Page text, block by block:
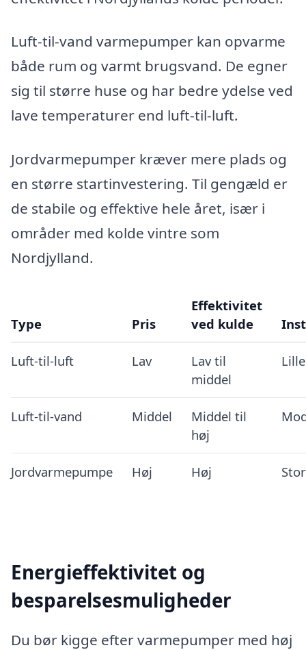
Luft-til-vand varmepumper kan opvarme
både rum og varmt brugsvand. De egner
sig til større huse og har bedre ydelse ved
lave temperaturer end luft-til-luft.
Jordvarmepumper kræver mere plads og
en større startinvestering. Til gengæld er
de stabile og effektive hele året, især i
områder med kolde vintre som
Nordjylland.
Type Pris
Effektivitet
ved kulde
Luft-til-luft Lav
Lav til
middel
Lille
Luft-til-vand Middel
Middel til
høj
Jordvarmepumpe Høj Høj Stor
Energieffektivitet og
besparelsesmuligheder
Du bør kigge efter varmepumper med høj